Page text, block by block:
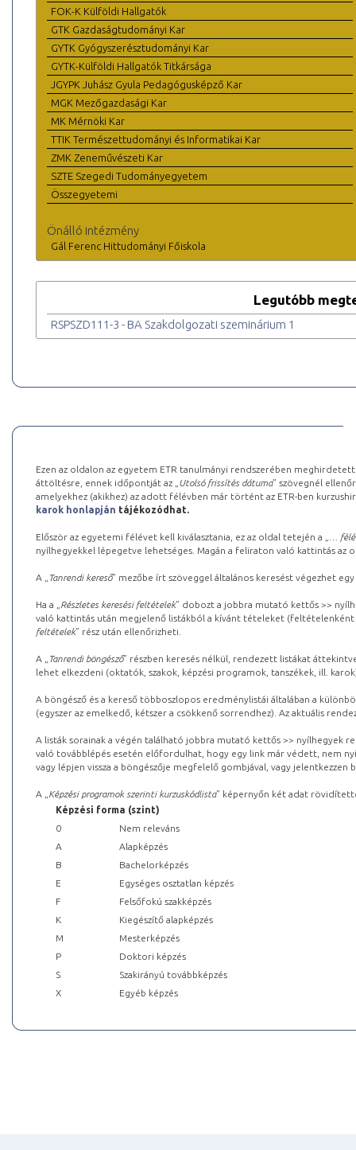
FOK-K Külföldi Hallgatók
GTK Gazdaságtudományi Kar
GYTK Gyógyszerésztudományi Kar
GYTK-Külföldi Hallgatók Titkársága
JGYPK Juhász Gyula Pedagógusképző Kar
MGK Mezőgazdasági Kar
MK Mérnöki Kar
TTIK Természettudományi és Informatikai Kar
ZMK Zeneművészeti Kar
SZTE Szegedi Tudományegyetem
Összegyetemi
Önálló intézmény
Gál Ferenc Hittudományi Főiskola
Legutóbb
RSPSZD111-3 - BA Szakdolgozati szeminárium 1
Ezen az oldalon az egyetem ETR tanulmányi rendszerében
áttöltésre, ennek időpontját az „ Utolsó frissítés dátuma” szövegnél
amelyekhez (akikhez) az adott félévben már történt az ETR-ben
karok honlapján tájékozódhat.
Először az egyetemi félévet kell kiválasztania, ez az oldal tetején a „
…
nyílhegyekkel lépegetve lehetséges. Magán a feliraton való kattintás az
A „ Tanrendi kereső” mezőbe írt szöveggel általános keresést végezhet
Ha a „ Részletes keresési feltételek” dobozt a jobbra mutató kettős >>
való kattintás után megjelenő listákból a kívánt tételeket (feltételenként
feltételek” rész után ellenőrizheti.
A „ Tanrendi böngésző” részben keresés nélkül, rendezett listákat
lehet elkezdeni (oktatók, szakok, képzési programok, tanszékek, ill.
A böngésző és a kereső többoszlopos eredménylistái általában a
(egyszer az emelkedő, kétszer a csökkenő sorrendhez). Az aktuális
A listák sorainak a végén található jobbra mutató kettős >> nyílhegyek
való továbblépés esetén előfordulhat, hogy egy link már védett, nem
vagy lépjen vissza a böngészője megfelelő gombjával, vagy
A „ Képzési programok szerinti kurzuskódlista” képernyőn két adat
Képzési forma (szint)
0
Nem releváns
A
Alapképzés
B
Bachelorképzés
E
Egységes osztatlan képzés
F
Felsőfokú szakképzés
K
Kiegészítő alapképzés
M
Mesterképzés
P
Doktori képzés
S
Szakirányú továbbképzés
X
Egyéb képzés